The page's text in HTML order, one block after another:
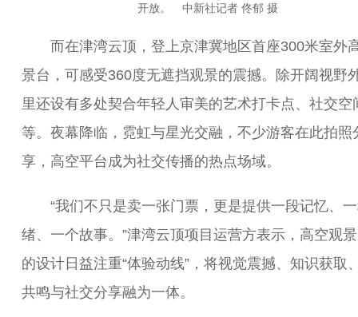
开放。 中新社记者 佟郁 摄
而在津湾云顶，登上京津冀地区首座300米室外
景台，可感受360度无遮挡观景的震撼。除开阔视野
里还设有多处契合年轻人审美的艺术打卡点、社交空
等。夜幕降临，霓虹与星光交融，不少游客在此拍照
享，高空平台成为社交传播的热点场域。
“我们不只是卖一张门票，更是提供一段记忆、
绪、一个故事。”津湾云顶项目运营方表示，高空观
的设计日益注重“体验动线”，将视觉震撼、知识获取
共鸣与社交分享融为一体。